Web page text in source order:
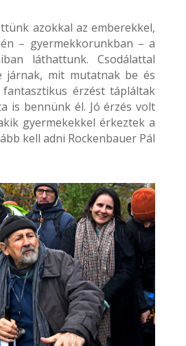
azokkal az emberekkel,
– gyermekkorunkban – a
láthattunk. Csodálattal
járnak, mit mutatnak be és
érzést tápláltak
is bennünk él. Jó érzés volt
gyermekekkel érkeztek a
kell adni Rockenbauer Pál